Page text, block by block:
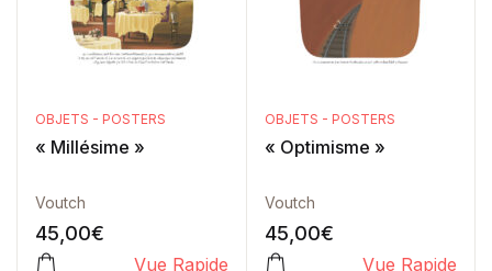
OBJETS - POSTERS
« Millésime »
Voutch
45,00€
Vue Rapide
OBJETS - POSTERS
« Optimisme »
Voutch
45,00€
Vue Rapide